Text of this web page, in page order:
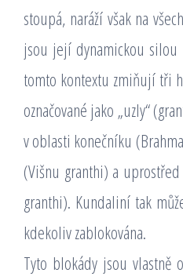
stoupá, naráží však na
jsou její dynamickou silou
tomto kontextu zmiňují tři
označované jako „uzly“
v oblasti konečníku
(Višnu granthi) a
granthi). Kundaliní tak
kdekoliv zablokována.
Tyto blokády jsou vlastně